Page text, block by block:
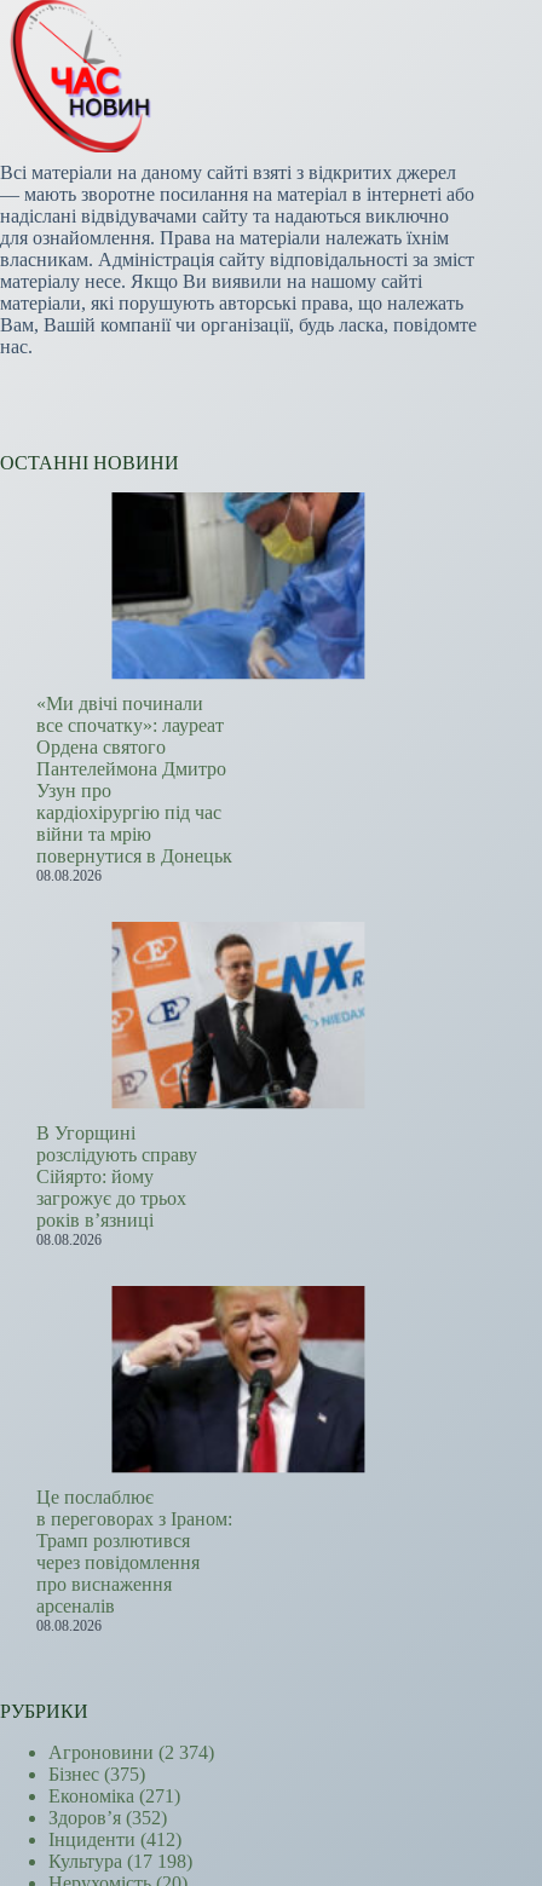
Всі матеріали на даному сайті взяті з відкритих джерел
— мають зворотне посилання на матеріал в інтернеті або
надіслані відвідувачами сайту та надаються виключно
для ознайомлення. Права на матеріали належать їхнім
власникам. Адміністрація сайту відповідальності за зміст
матеріалу несе. Якщо Ви виявили на нашому сайті
матеріали, які порушують авторські права, що належать
Вам, Вашій компанії чи організації, будь ласка, повідомте
нас.
ОСТАННІ НОВИНИ
«Ми двічі починали
все спочатку»: лауреат
Ордена святого
Пантелеймона Дмитро
Узун про
кардіохірургію під час
війни та мрію
повернутися в Донецьк
08.08.2026
В Угорщині
розслідують справу
Сійярто: йому
загрожує до трьох
років в’язниці
08.08.2026
Це послаблює
в переговорах з Іраном:
Трамп розлютився
через повідомлення
про виснаження
арсеналів
08.08.2026
РУБРИКИ
Агроновини (2 374)
Бізнес (375)
Економіка (271)
Здоров’я (352)
Інциденти (412)
Культура (17 198)